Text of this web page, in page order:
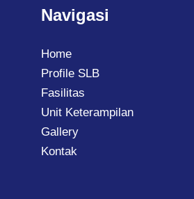
Navigasi
Home
Profile SLB
Fasilitas
Unit Keterampilan
Gallery
Kontak